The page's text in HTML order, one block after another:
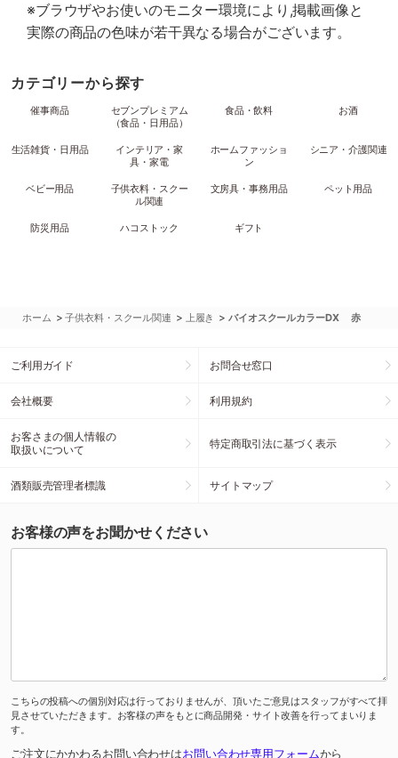
※ブラウザやお使いのモニター環境により,掲載画像と
実際の商品の色味が若干異なる場合がございます。
カテゴリーから探す
催事商品
セブンプレミアム
（食品・日用品）
食品・飲料 お酒
生活雑貨・日用品
インテリア・家
具・家電
ホームファッショ
ン
シニア・介護関連
ベビー用品
子供衣料・スクー
ル関連
文房具・事務用品 ペット用品
防災用品 ハコストック ギフト
ホーム >子供衣料・スクール関連 > 上履き >バイオスクールカラーDX 赤
ご利用ガイド お問合せ窓口
会社概要 利用規約
お客さまの個人情報の
取扱いについて
特定商取引法に基づく表示
酒類販売管理者標識 サイトマップ
お客様の声をお聞かせください
こちらの投稿への個別対応は行っておりませんが、頂いたご意見はスタッフがすべて拝
見させていただきます。お客様の声をもとに商品開発・サイト改善を行ってまいりま
す。
ご注文にかかわるお問い合わせはお問い合わせ専用フォームから